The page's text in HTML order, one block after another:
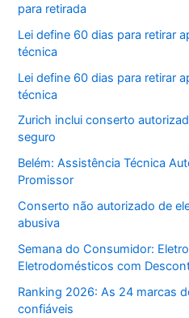
para retirada
Lei define 60 dias para retirar
técnica
Lei define 60 dias para retirar
técnica
Zurich inclui conserto
seguro
Belém: Assistência Técnica
Promissor
Conserto não autorizado de
abusiva
Semana do Consumidor:
Eletrodomésticos com
Ranking 2026: As 24 marcas
confiáveis